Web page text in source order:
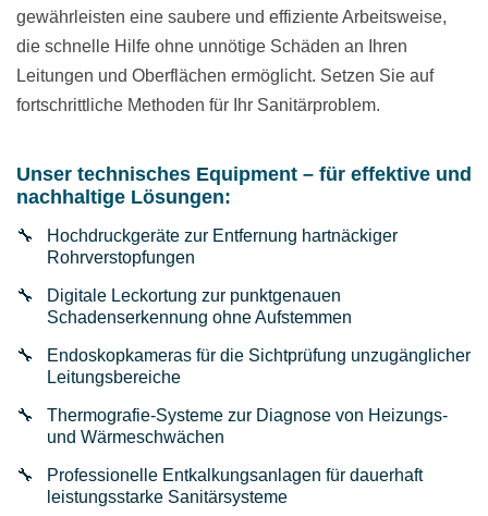
gewährleisten eine saubere und effiziente Arbeitsweise,
die schnelle Hilfe ohne unnötige Schäden an Ihren
Leitungen und Oberflächen ermöglicht. Setzen Sie auf
fortschrittliche Methoden für Ihr Sanitärproblem.
Unser technisches Equipment – für effektive und
nachhaltige Lösungen:
Hochdruckgeräte zur Entfernung hartnäckiger
Rohrverstopfungen
Digitale Leckortung zur punktgenauen
Schadenserkennung ohne Aufstemmen
Endoskopkameras für die Sichtprüfung unzugänglicher
Leitungsbereiche
Thermografie-Systeme zur Diagnose von Heizungs-
und Wärmeschwächen
Professionelle Entkalkungsanlagen für dauerhaft
leistungsstarke Sanitärsysteme